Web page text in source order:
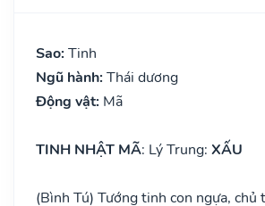
Sao: Tinh
Ngũ hành: Thái dương
Động vật: Mã
TINH NHẬT MÃ: Lý Trung: XẤU
(Bình Tú) Tướng tinh con ngựa, chủ